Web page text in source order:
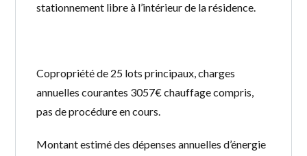
stationnement libre à l’intérieur de la résidence.
Copropriété de 25 lots principaux, charges
annuelles courantes 3057€ chauffage compris,
pas de procédure en cours.
Montant estimé des dépenses annuelles d’énergie